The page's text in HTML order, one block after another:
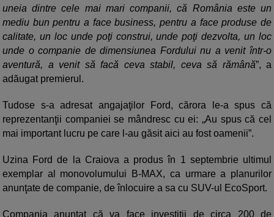
uneia dintre cele mai mari companii, că România este un
mediu bun pentru a face business, pentru a face produse de
calitate, un loc unde poţi construi, unde poţi dezvolta, un loc
unde o companie de dimensiunea Fordului nu a venit într-o
aventură, a venit să facă ceva stabil, ceva să rămână”, a
adăugat premierul.
Tudose s-a adresat angajaţilor Ford, cărora le-a spus că
reprezentanţii companiei se mândresc cu ei: „Au spus că cel
mai important lucru pe care l-au găsit aici au fost oamenii”.
Uzina Ford de la Craiova a produs în 1 septembrie ultimul
exemplar al monovolumului B-MAX, ca urmare a planurilor
anunţate de companie, de înlocuire a sa cu SUV-ul EcoSport.
Compania anunţat că va face investiţii de circa 200 de